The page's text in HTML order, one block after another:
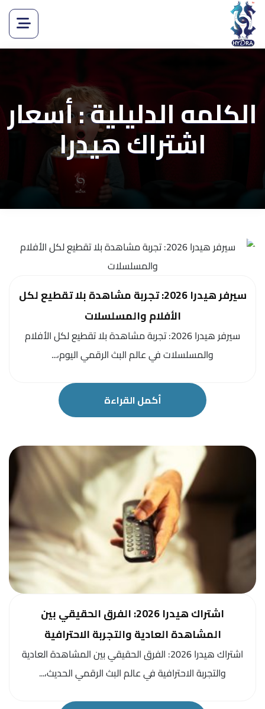
الكلمه الدليلية : أسعار
اشتراك هيدرا
سيرفر هيدرا 2026: تجربة مشاهدة بلا تقطيع لكل
الأفلام والمسلسلات
سيرفر هيدرا 2026: تجربة مشاهدة بلا تقطيع لكل الأفلام
والمسلسلات في عالم البث الرقمي اليوم،...
أكمل القراءة
اشتراك هيدرا 2026: الفرق الحقيقي بين
المشاهدة العادية والتجربة الاحترافية
اشتراك هيدرا 2026: الفرق الحقيقي بين المشاهدة العادية
والتجربة الاحترافية في عالم البث الرقمي الحديث،...